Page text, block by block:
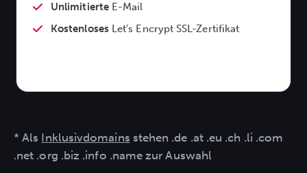
Unlimitierte E-Mail
Kostenloses Let's Encrypt SSL-Zertifikat
* Als Inklusivdomains stehen .de .at .eu .ch .li .com
.net .org .biz .info .name zur Auswahl